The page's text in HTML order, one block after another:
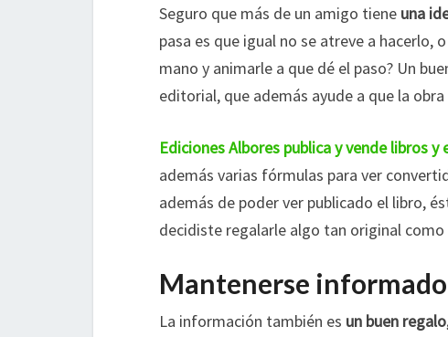
Seguro que más de un amigo tiene una
pasa es que igual no se atreve a hacerlo,
mano y animarle a que dé el paso? Un
editorial, que además ayude a que la
Ediciones Albores publica y vende libros
además varias fórmulas para ver
además de poder ver publicado el libro,
decidiste regalarle algo tan original
Mantenerse informado
La información también es un buen